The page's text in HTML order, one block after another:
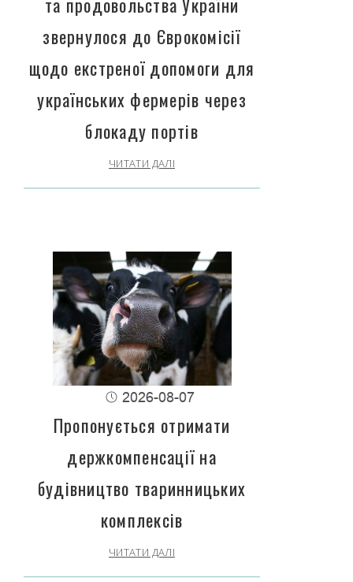
звернулося до Єврокомісії
щодо екстреної допомоги для
українських фермерів через
блокаду портів
ЧИТАТИ ДАЛІ
2026-08-07
Пропонується отримати
держкомпенсації на
будівництво тваринницьких
комплексів
ЧИТАТИ ДАЛІ